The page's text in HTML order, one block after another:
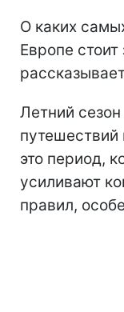
О каких
Европе стоит
Летний
это период,
усиливают
правил,